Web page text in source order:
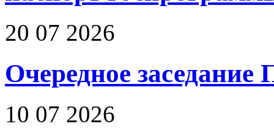
20 07 2026
Очередное
10 07 2026